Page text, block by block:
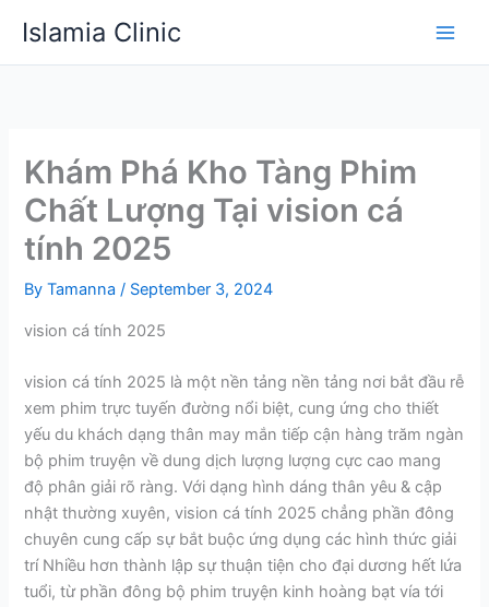
content
Islamia Clinic
Khám Phá Kho Tàng Phim
Chất Lượng Tại vision cá
tính 2025
ByTamanna/ September 3, 2024
vision cá tính 2025
vision cá tính 2025 là một nền tảng nền tảng nơi bắt đầu rễ
xem phim trực tuyến đường nổi biệt, cung ứng cho thiết
yếu du khách dạng thân may mắn tiếp cận hàng trăm ngàn
bộ phim truyện về dung dịch lượng lượng cực cao mang
độ phân giải rõ ràng. Với dạng hình dáng thân yêu & cập
nhật thường xuyên, vision cá tính 2025 chẳng phần đông
chuyên cung cấp sự bắt buộc ứng dụng các hình thức giải
trí Nhiều hơn thành lập sự thuận tiện cho đại dương hết lứa
tuổi, từ phần đông bộ phim truyện kinh hoàng bạt vía tới